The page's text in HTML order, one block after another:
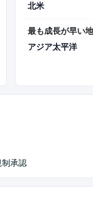
北米
最も成長が早い
アジア太平洋
承認